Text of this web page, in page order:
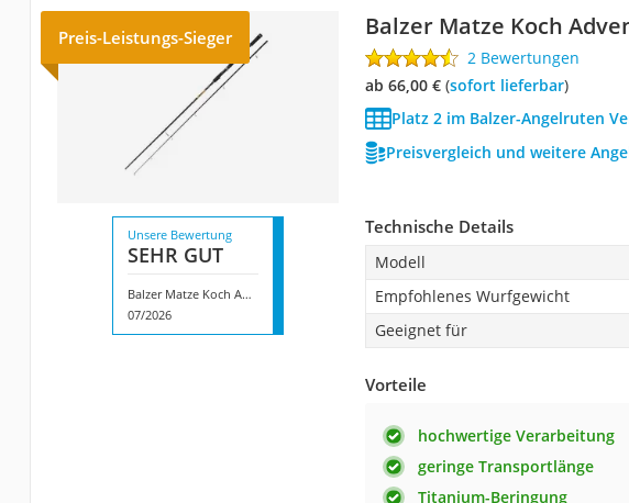
Preis-Leistungs-Sieger Balzer Matze Koch
2 Bewertungen
ab 66,00 €( Sofort lieferbar)
Platz 2 im Balzer-Angelruten
Preisvergleich und weitere
Unsere Bewertung
SEHR GUT
Balzer Matze Koch Adventure
07/2026
Technische Details
Modell
Empfohlenes Wurfgewicht
Geeignet für
Vorteile
hochwertige Verarbeitung
geringe Transportlänge
Titanium-Beringung